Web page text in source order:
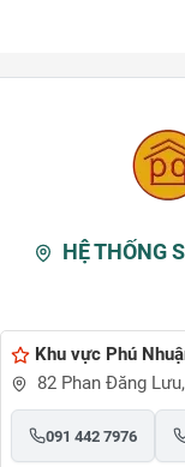
HỆ THỐNG
Khu vực Phú
82 Phan Đăng
091 442 7976